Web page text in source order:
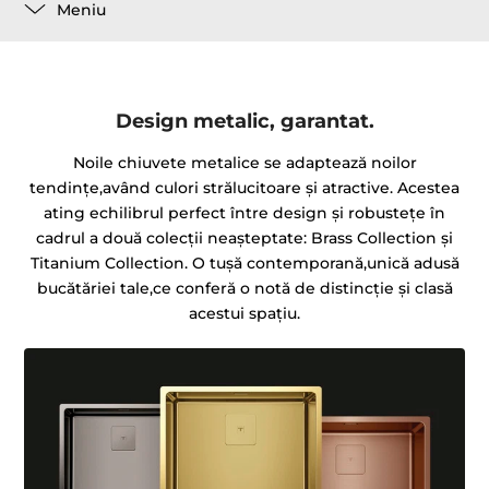
Meniu
Design metalic, garantat.
Noile chiuvete metalice se adaptează noilor
tendințe,având culori strălucitoare și atractive. Acestea
ating echilibrul perfect între design și robustețe în
cadrul a două colecții neașteptate: Brass Collection și
Titanium Collection. O tuşă contemporană,unică adusă
bucătăriei tale,ce conferă o notă de distincție și clasă
acestui spaţiu.